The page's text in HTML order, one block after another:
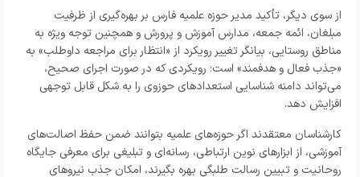
از سوی دیگر، تأکید مدیر حوزه علمیه فارس بر بهره‌گیری از ظرفیت
مبلغان، ائمه جمعه، مدارس آموزش و پرورش و همچنین توجه ویژه به
مناطق روستایی، بیانگر تغییر رویکرد از «انتظار برای مراجعه داوطلب» به
«جذب فعال و هدفمند» است؛ رویکردی که در صورت اجرای صحیح،
می‌تواند دامنه شناسایی استعدادهای حوزوی را به شکل قابل توجهی
افزایش دهد.
کارشناسان معتقدند اگر حوزه‌های علمیه بتوانند ضمن حفظ اصالت‌های
آموزشی، از ابزارهای نوین ارتباطی، رسانه‌ای و تبلیغی برای معرفی جایگاه
روحانیت و تبیین رسالت طلبگی بهره بگیرند، امکان جذب نیروهای